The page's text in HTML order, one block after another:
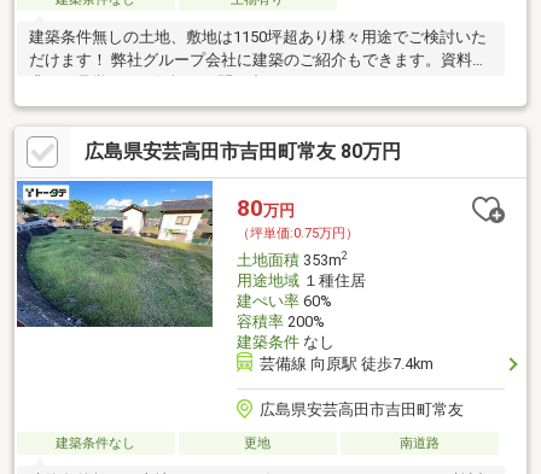
建築条件無しの土地、敷地は1150坪超あり様々用途でご検討いた
だけます！ 弊社グループ会社に建築のご紹介もできます。資料請
広島県安芸高田市吉田町常友 80万円
80万円
（坪単価:0.75万円）
土地面積353m2
用途地域１種住居
建ぺい率60%
容積率200%
建築条件なし
芸備線 向原駅 徒歩7.4km
広島県安芸高田市吉田町常友
建築条件なし 更地 南道路